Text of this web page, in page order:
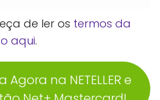
de ler os termos da
aqui.
na NETELLER e